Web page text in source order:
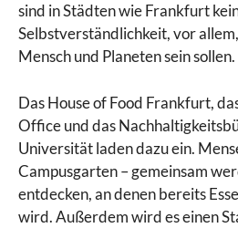
sind in Städten wie Frankfurt
Selbstverständlichkeit, vor
Mensch und Planeten sein sollen.
Das House of Food Frankfurt,
Office und das
Universität laden dazu ein.
Campusgarten – gemeinsam
entdecken, an denen bereits
wird. Außerdem wird es einen